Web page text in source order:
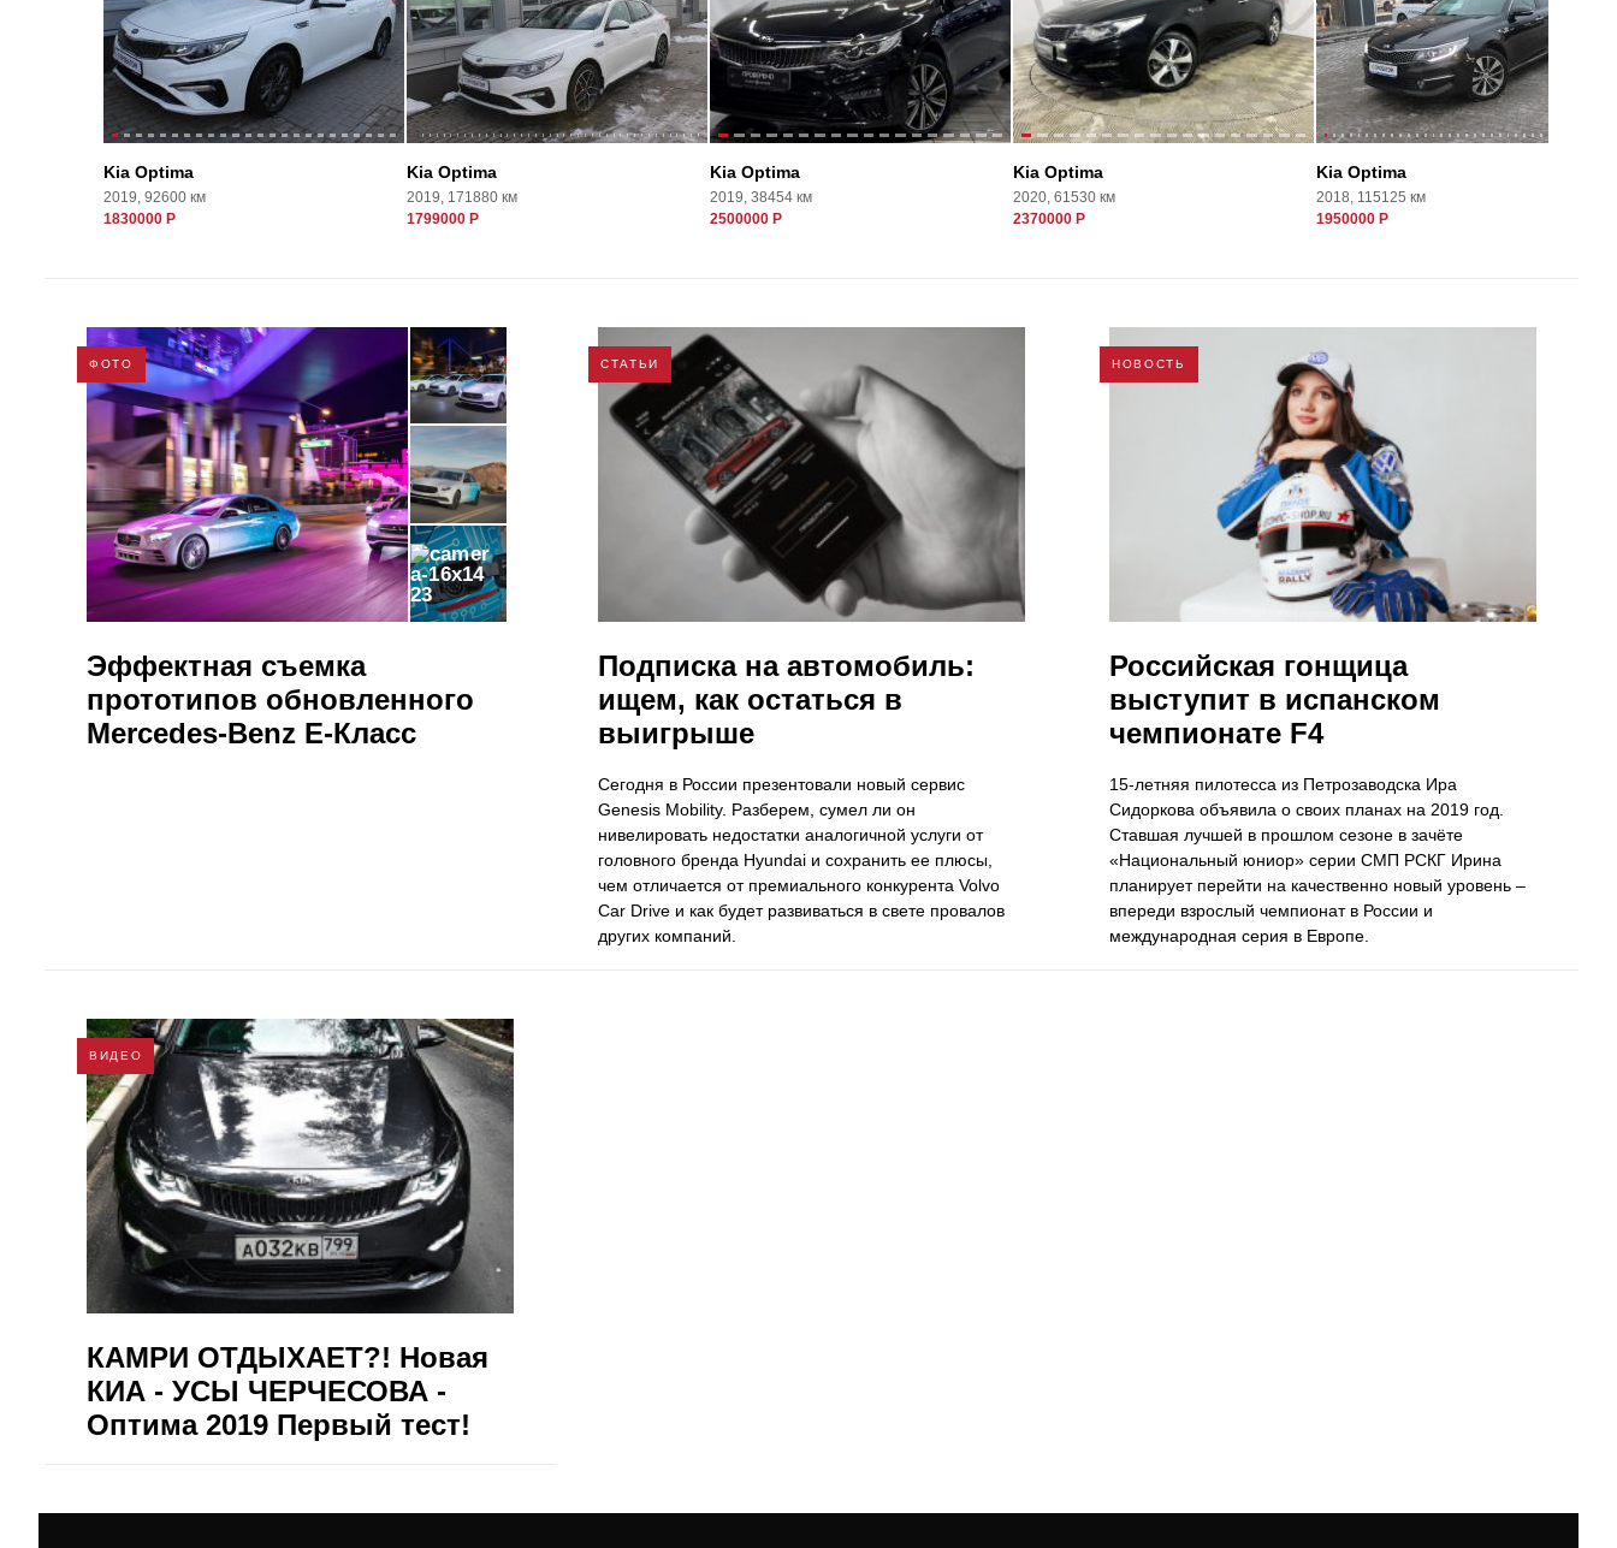
Kia Optima
2019, 92600 км
1830000 Р
Kia Optima
2019, 171880 км
1799000 Р
Kia Optima
2019, 38454 км
2500000 Р
Kia Optima
2020, 61530 км
2370000 Р
Kia Optima
2018, 115125 км
1950000 Р
ФОТО
23
Эффектная съемка
прототипов обновленного
Mercedes-Benz E-Класс
СТАТЬИ
Подписка на автомобиль:
ищем, как остаться в
выигрыше
Сегодня в России презентовали новый сервис
Genesis Mobility. Разберем, сумел ли он
нивелировать недостатки аналогичной услуги от
головного бренда Hyundai и сохранить ее плюсы,
чем отличается от премиального конкурента Volvo
Car Drive и как будет развиваться в свете провалов
других компаний.
НОВОСТЬ
Российская гонщица
выступит в испанском
чемпионате F4
15-летняя пилотесса из Петрозаводска Ира
Сидоркова объявила о своих планах на 2019 год.
Ставшая лучшей в прошлом сезоне в зачёте
«Национальный юниор» серии СМП РСКГ Ирина
планирует перейти на качественно новый уровень –
впереди взрослый чемпионат в России и
международная серия в Европе.
ВИДЕО
КАМРИ ОТДЫХАЕТ?! Новая
КИА - УСЫ ЧЕРЧЕСОВА -
Оптима 2019 Первый тест!